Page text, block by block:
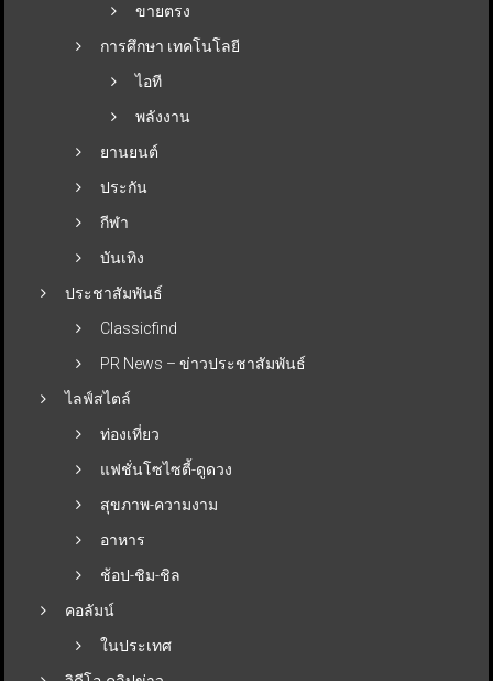
ขายตรง
การศึกษา เทคโนโลยี
ไอที
พลังงาน
ยานยนต์
ประกัน
กีฬา
บันเทิง
ประชาสัมพันธ์
Classicfind
PR News – ข่าวประชาสัมพันธ์
ไลฟ์สไตล์
ท่องเที่ยว
แฟชั่นโซไซตี้-ดูดวง
สุขภาพ-ความงาม
อาหาร
ช้อป-ชิม-ชิล
คอลัมน์
ในประเทศ